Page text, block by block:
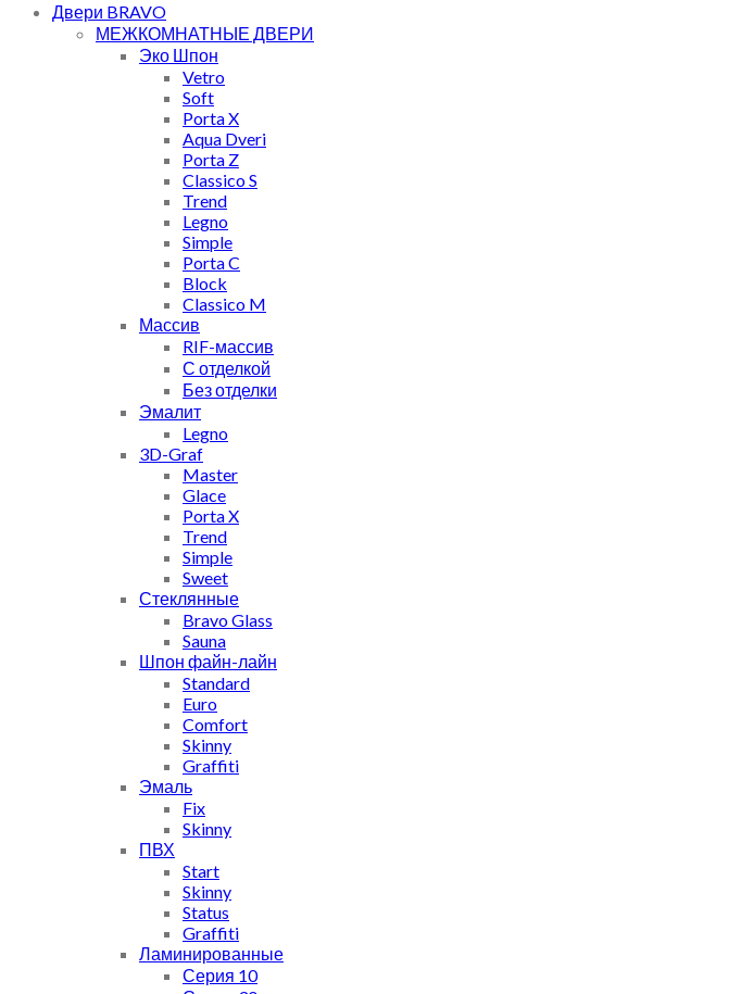
Двери BRAVO
МЕЖКОМНАТНЫЕ ДВЕРИ
Эко Шпон
Vetro
Soft
Porta X
Aqua Dveri
Porta Z
Classico S
Trend
Legno
Simple
Porta C
Block
Classico M
Массив
RIF-массив
С отделкой
Без отделки
Эмалит
Legno
3D-Graf
Master
Glace
Porta X
Trend
Simple
Sweet
Стеклянные
Bravo Glass
Sauna
Шпон файн-лайн
Standard
Euro
Comfort
Skinny
Graffiti
Эмаль
Fix
Skinny
ПВХ
Start
Skinny
Status
Graffiti
Ламинированные
Серия 10